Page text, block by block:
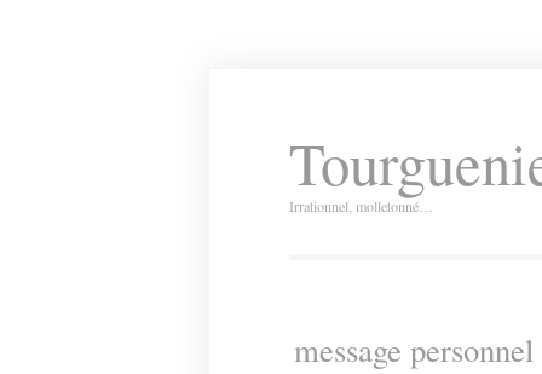
Irrationnel, molletonné…
message